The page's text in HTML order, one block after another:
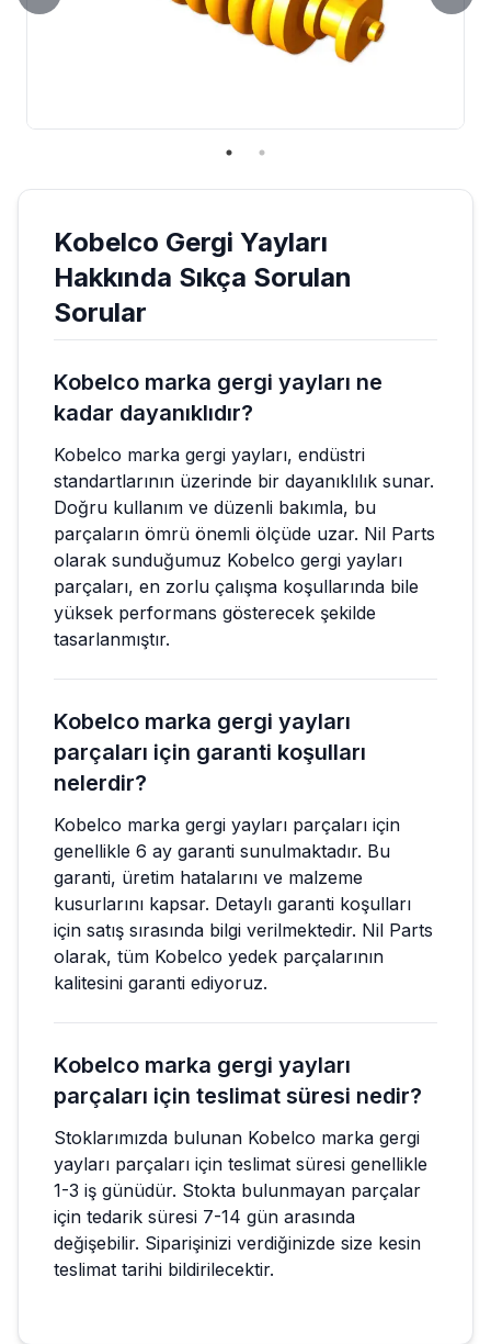
Kobelco Gergi Yayları
Hakkında Sıkça Sorulan
Sorular
Kobelco marka gergi yayları ne
kadar dayanıklıdır?
Kobelco marka gergi yayları, endüstri
standartlarının üzerinde bir dayanıklılık sunar.
Doğru kullanım ve düzenli bakımla, bu
parçaların ömrü önemli ölçüde uzar. Nil Parts
olarak sunduğumuz Kobelco gergi yayları
parçaları, en zorlu çalışma koşullarında bile
yüksek performans gösterecek şekilde
tasarlanmıştır.
Kobelco marka gergi yayları
parçaları için garanti koşulları
nelerdir?
Kobelco marka gergi yayları parçaları için
genellikle 6 ay garanti sunulmaktadır. Bu
garanti, üretim hatalarını ve malzeme
kusurlarını kapsar. Detaylı garanti koşulları
için satış sırasında bilgi verilmektedir. Nil Parts
olarak, tüm Kobelco yedek parçalarının
kalitesini garanti ediyoruz.
Kobelco marka gergi yayları
parçaları için teslimat süresi nedir?
Stoklarımızda bulunan Kobelco marka gergi
yayları parçaları için teslimat süresi genellikle
1-3 iş günüdür. Stokta bulunmayan parçalar
için tedarik süresi 7-14 gün arasında
değişebilir. Siparişinizi verdiğinizde size kesin
teslimat tarihi bildirilecektir.